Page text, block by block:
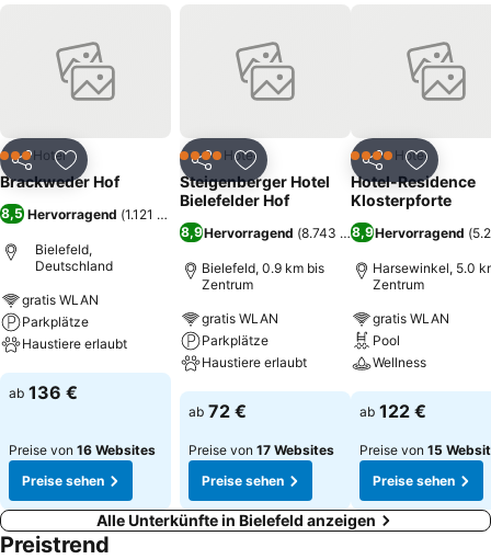
Teilen Zu Favoriten hinzufügen
3 SterneHotel
Brackweder Hof
8,5 Hervorragend (1.121 Bewertungen
Bielefeld,
Deutschland
gratis WLAN
Parkplätze
Haustiere erlaubt
Preise sehen
ab 136 €
Preise von 16 Websites
Preise sehen
Teilen Zu Favoriten hinzufügen
4 SterneHotel
Steigenberger Hotel
Bielefelder Hof
8,9Hervorragend (8.743 Bewertungen)
Bielefeld, 0.9 km bis
Zentrum
gratis WLAN
Parkplätze
Haustiere erlaubt
Preise sehen
ab 72 €
Preise von 17 Websites
Preise sehen
Teilen Zu
4 SterneHotel
Hotel-Residence
Klosterpforte
8,9Hervorragend (
Harsewinkel, 5.0
Zentrum
gratis WLAN
Pool
Wellness
Preise sehen
ab 122 €
Preise von 15
Preise sehen
Alle Unterkünfte in Bielefeld anzeigen
Preistrend